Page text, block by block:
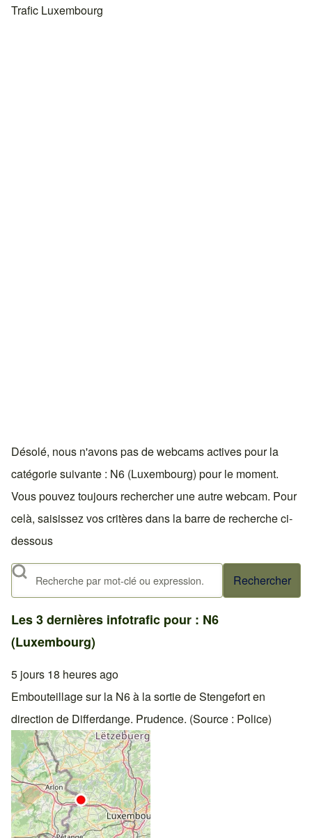
Trafic Luxembourg
Désolé, nous n'avons pas de webcams actives pour la
catégorie suivante : N6 (Luxembourg) pour le moment.
Vous pouvez toujours rechercher une autre webcam. Pour
celà, saisissez vos critères dans la barre de recherche ci-
dessous
Rechercher
Les 3 dernières infotrafic pour : N6
(Luxembourg)
5 jours 18 heures ago
Embouteillage sur la N6 à la sortie de Stengefort en
direction de Differdange. Prudence. (Source : Police)